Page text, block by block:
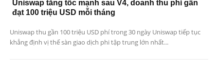
Uniswap tăng tốc mạnh sau V4, doanh thu phí gần
đạt 100 triệu USD mỗi tháng
Uniswap thu gần 100 triệu USD phí trong 30 ngày Uniswap tiếp tục
khẳng định vị thế sàn giao dịch phi tập trung lớn nhất...